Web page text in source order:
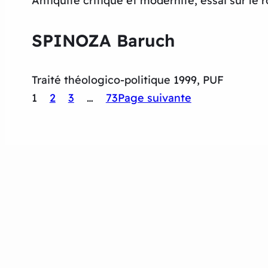
SPINOZA Baruch
Traité théologico-politique 1999, PUF
1
2 3 … 73Page suivante